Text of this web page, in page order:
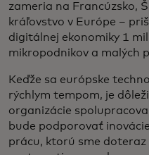
zameria na Francúzsko,
kráľovstvo v Európe –
digitálnej ekonomiky 1
mikropodnikov a malých
Keďže sa európske
rýchlym tempom, je
organizácie
bude podporovať
prácu, ktorú sme